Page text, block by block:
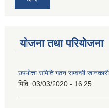
योजना तथा परियोजना
उपभाेत्ता समिति गठन सम्वन्धी जानकारी
मिति: 03/03/2020 - 16:25